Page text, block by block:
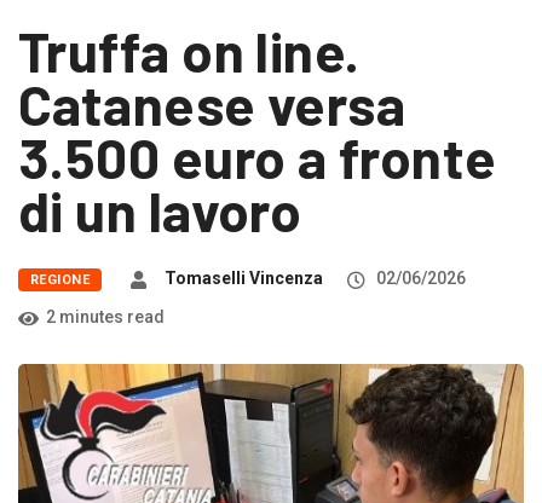
Truffa on line.
Catanese versa
3.500 euro a fronte
di un lavoro
REGIONE Tomaselli Vincenza
02/06/2026
2 minutes read